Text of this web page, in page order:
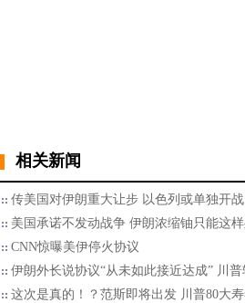
相关新闻
传美国对伊朗重大让步 以色列或单独开战
美国承诺不发动战争 伊朗浓缩铀只能这
CNN惊曝美伊停火协议
伊朗外长说协议“从未如此接近达成” 川
这次是真的！？范斯即将出发 川普80大